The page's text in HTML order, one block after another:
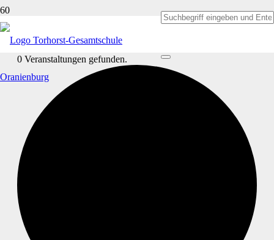
0 Veranstaltungen gefunden.